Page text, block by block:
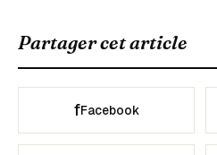
Partager cet article
fFacebook